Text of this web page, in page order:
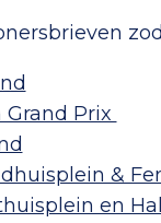
Prix
&
en